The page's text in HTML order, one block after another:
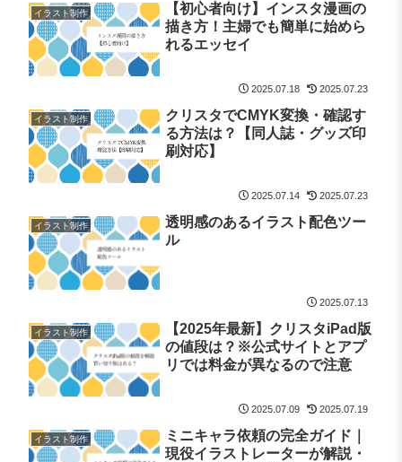
イラスト制作
【初心者向け】インスタ漫画の
描き方！主婦でも簡単に始めら
れるエッセイ
2025.07.18 2025.07.23
イラスト制作
クリスタでCMYK変換・確認す
る方法は？【同人誌・グッズ印
刷対応】
2025.07.14 2025.07.23
イラスト制作
透明感のあるイラスト配色ツー
ル
2025.07.13
イラスト制作
【2025年最新】クリスタiPad版
の値段は？※公式サイトとアプ
リでは料金が異なるので注意
2025.07.09 2025.07.19
イラスト制作
ミニキャラ依頼の完全ガイド｜
現役イラストレーターが解説・